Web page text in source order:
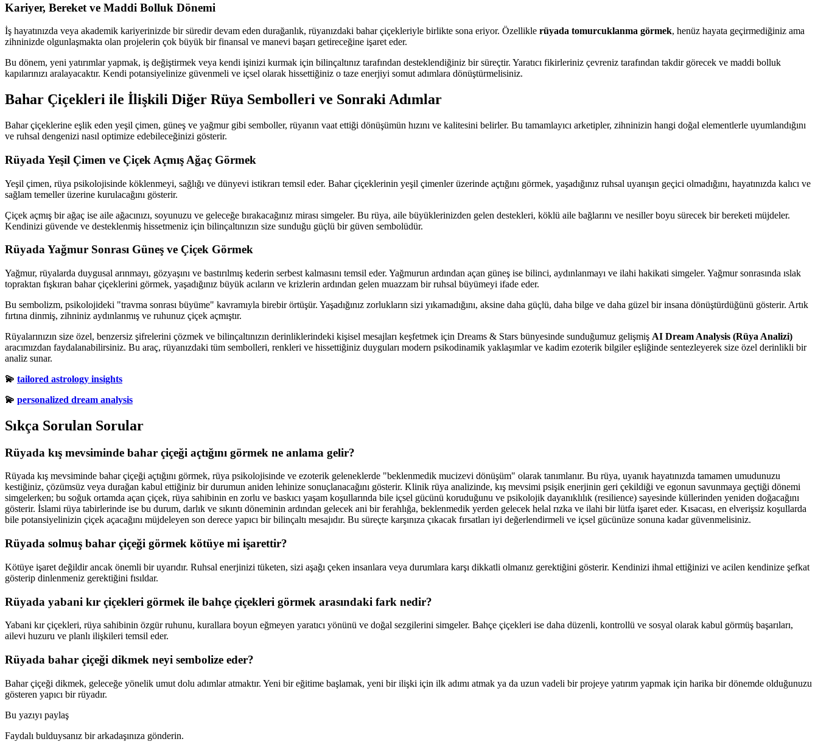
Kariyer, Bereket ve Maddi Bolluk Dönemi
İş hayatınızda veya akademik kariyerinizde bir süredir devam eden durağanlık, rüyanızdaki bahar çiçekleriyle birlikte sona eriyor. Özellikle rüyada tomurcuklanma görmek, henüz hayata geçirmediğiniz ama
zihninizde olgunlaşmakta olan projelerin çok büyük bir finansal ve manevi başarı getireceğine işaret eder.
Bu dönem, yeni yatırımlar yapmak, iş değiştirmek veya kendi işinizi kurmak için bilinçaltınız tarafından desteklendiğiniz bir süreçtir. Yaratıcı fikirleriniz çevreniz tarafından takdir görecek ve maddi bolluk
kapılarınızı aralayacaktır. Kendi potansiyelinize güvenmeli ve içsel olarak hissettiğiniz o taze enerjiyi somut adımlara dönüştürmelisiniz.
Bahar Çiçekleri ile İlişkili Diğer Rüya Sembolleri ve Sonraki Adımlar
Bahar çiçeklerine eşlik eden yeşil çimen, güneş ve yağmur gibi semboller, rüyanın vaat ettiği dönüşümün hızını ve kalitesini belirler. Bu tamamlayıcı arketipler, zihninizin hangi doğal elementlerle uyumlandığını
ve ruhsal dengenizi nasıl optimize edebileceğinizi gösterir.
Rüyada Yeşil Çimen ve Çiçek Açmış Ağaç Görmek
Yeşil çimen, rüya psikolojisinde köklenmeyi, sağlığı ve dünyevi istikrarı temsil eder. Bahar çiçeklerinin yeşil çimenler üzerinde açtığını görmek, yaşadığınız ruhsal uyanışın geçici olmadığını, hayatınızda kalıcı ve
sağlam temeller üzerine kurulacağını gösterir.
Çiçek açmış bir ağaç ise aile ağacınızı, soyunuzu ve geleceğe bırakacağınız mirası simgeler. Bu rüya, aile büyüklerinizden gelen destekleri, köklü aile bağlarını ve nesiller boyu sürecek bir bereketi müjdeler.
Kendinizi güvende ve desteklenmiş hissetmeniz için bilinçaltınızın size sunduğu güçlü bir güven sembolüdür.
Rüyada Yağmur Sonrası Güneş ve Çiçek Görmek
Yağmur, rüyalarda duygusal arınmayı, gözyaşını ve bastırılmış kederin serbest kalmasını temsil eder. Yağmurun ardından açan güneş ise bilinci, aydınlanmayı ve ilahi hakikati simgeler. Yağmur sonrasında ıslak
topraktan fışkıran bahar çiçeklerini görmek, yaşadığınız büyük acıların ve krizlerin ardından gelen muazzam bir ruhsal büyümeyi ifade eder.
Bu sembolizm, psikolojideki "travma sonrası büyüme" kavramıyla birebir örtüşür. Yaşadığınız zorlukların sizi yıkamadığını, aksine daha güçlü, daha bilge ve daha güzel bir insana dönüştürdüğünü gösterir. Artık
fırtına dinmiş, zihniniz aydınlanmış ve ruhunuz çiçek açmıştır.
Rüyalarınızın size özel, benzersiz şifrelerini çözmek ve bilinçaltınızın derinliklerindeki kişisel mesajları keşfetmek için Dreams & Stars bünyesinde sunduğumuz gelişmiş AI Dream Analysis (Rüya Analizi)
aracımızdan faydalanabilirsiniz. Bu araç, rüyanızdaki tüm sembolleri, renkleri ve hissettiğiniz duyguları modern psikodinamik yaklaşımlar ve kadim ezoterik bilgiler eşliğinde sentezleyerek size özel derinlikli bir
analiz sunar.
💫 tailored astrology insights
💫 personalized dream analysis
Sıkça Sorulan Sorular
Rüyada kış mevsiminde bahar çiçeği açtığını görmek ne anlama gelir?
Rüyada kış mevsiminde bahar çiçeği açtığını görmek, rüya psikolojisinde ve ezoterik geleneklerde "beklenmedik mucizevi dönüşüm" olarak tanımlanır. Bu rüya, uyanık hayatınızda tamamen umudunuzu
kestiğiniz, çözümsüz veya durağan kabul ettiğiniz bir durumun aniden lehinize sonuçlanacağını gösterir. Klinik rüya analizinde, kış mevsimi psişik enerjinin geri çekildiği ve egonun savunmaya geçtiği dönemi
simgelerken; bu soğuk ortamda açan çiçek, rüya sahibinin en zorlu ve baskıcı yaşam koşullarında bile içsel gücünü koruduğunu ve psikolojik dayanıklılık (resilience) sayesinde küllerinden yeniden doğacağını
gösterir. İslami rüya tabirlerinde ise bu durum, darlık ve sıkıntı döneminin ardından gelecek ani bir ferahlığa, beklenmedik yerden gelecek helal rızka ve ilahi bir lütfa işaret eder. Kısacası, en elverişsiz koşullarda
bile potansiyelinizin çiçek açacağını müjdeleyen son derece yapıcı bir bilinçaltı mesajıdır. Bu süreçte karşınıza çıkacak fırsatları iyi değerlendirmeli ve içsel gücünüze sonuna kadar güvenmelisiniz.
Rüyada solmuş bahar çiçeği görmek kötüye mi işarettir?
Kötüye işaret değildir ancak önemli bir uyarıdır. Ruhsal enerjinizi tüketen, sizi aşağı çeken insanlara veya durumlara karşı dikkatli olmanız gerektiğini gösterir. Kendinizi ihmal ettiğinizi ve acilen kendinize şefkat
gösterip dinlenmeniz gerektiğini fısıldar.
Rüyada yabani kır çiçekleri görmek ile bahçe çiçekleri görmek arasındaki fark nedir?
Yabani kır çiçekleri, rüya sahibinin özgür ruhunu, kurallara boyun eğmeyen yaratıcı yönünü ve doğal sezgilerini simgeler. Bahçe çiçekleri ise daha düzenli, kontrollü ve sosyal olarak kabul görmüş başarıları,
ailevi huzuru ve planlı ilişkileri temsil eder.
Rüyada bahar çiçeği dikmek neyi sembolize eder?
Bahar çiçeği dikmek, geleceğe yönelik umut dolu adımlar atmaktır. Yeni bir eğitime başlamak, yeni bir ilişki için ilk adımı atmak ya da uzun vadeli bir projeye yatırım yapmak için harika bir dönemde olduğunuzu
gösteren yapıcı bir rüyadır.
Bu yazıyı paylaş
Faydalı bulduysanız bir arkadaşınıza gönderin.